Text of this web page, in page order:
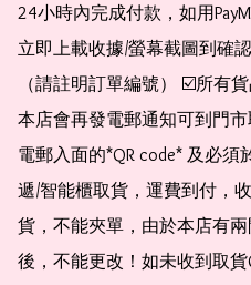
24小時內完成付款，如用
立即上載收據/螢幕截圖到確
（請註明訂單編號） ☑️所有
本店會再發電郵通知可到門
電郵入面的*QR code* 及必
遞/智能櫃取貨，運費到付，
貨，不能夾單，由於本店有
後，不能更改！如未收到取